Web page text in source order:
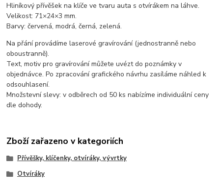
Hliníkový přívěšek na klíče ve tvaru auta s otvírákem na láhve.
Velikost: 71×24×3 mm.
Barvy: červená, modrá, černá, zelená.
Na přání provádíme laserové gravírování (jednostranně nebo
oboustranně).
Text, motiv pro gravírování můžete uvézt do poznámky v
objednávce. Po zpracování grafického návrhu zasíláme náhled k
odsouhlasení.
Množstevní slevy: v odběrech od 50 ks nabízíme individuální ceny
dle dohody.
Zboží zařazeno v kategoriích
Přívěšky, klíčenky, otvíráky, vývrtky
Otvíráky